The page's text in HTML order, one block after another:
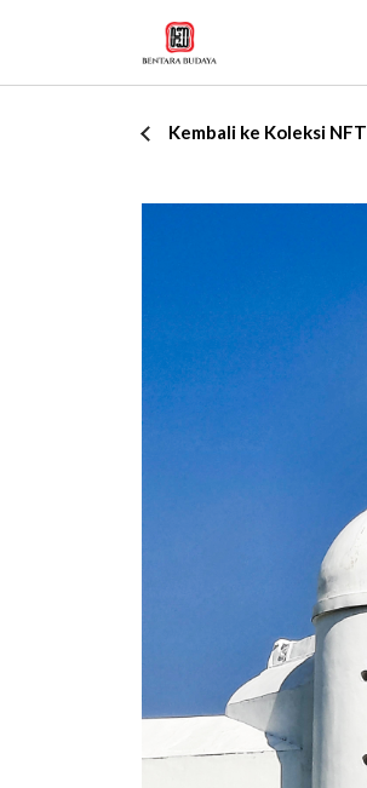
Kembali ke Koleksi NFT